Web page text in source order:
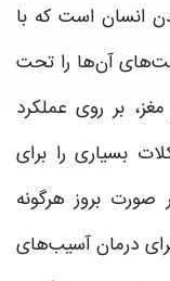
انسان است که با
آن‌ها را تحت
بر روی عملکرد
بسیاری را برای
بروز هرگونه
درمان آسیب‌های